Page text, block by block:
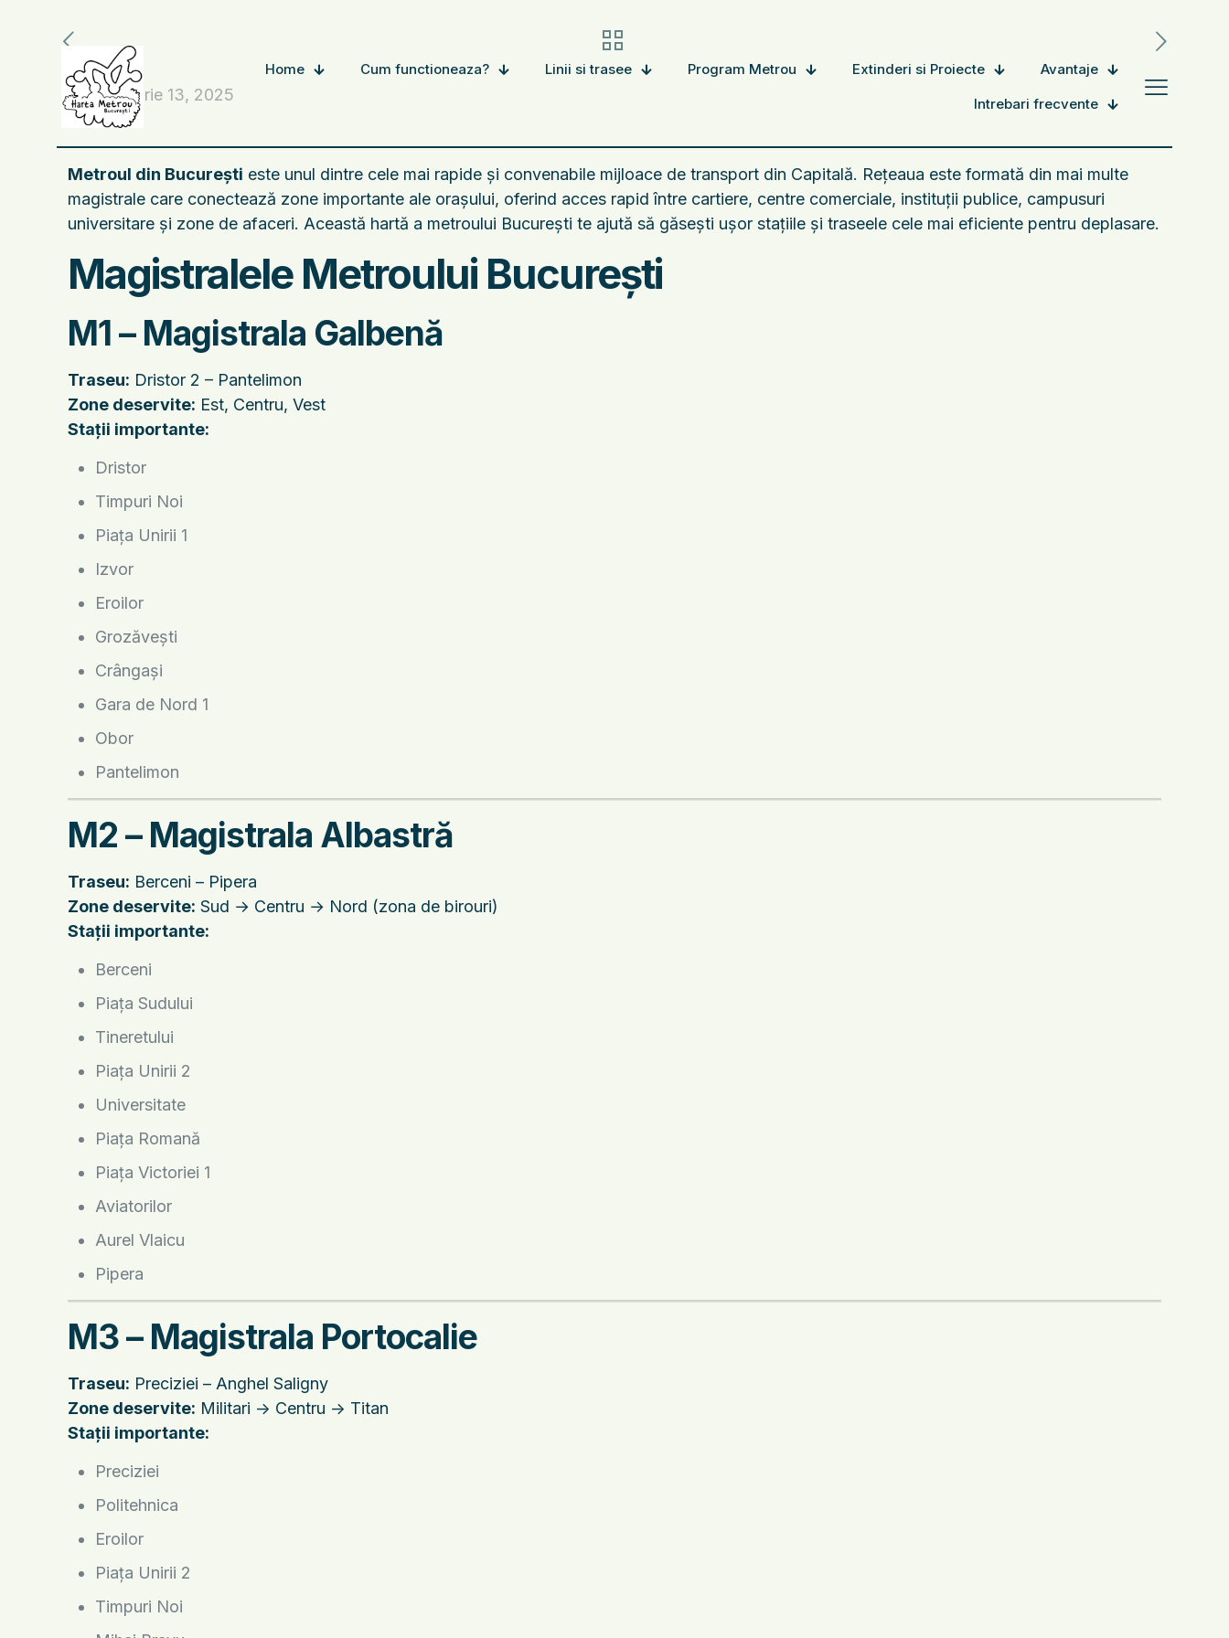
Home Cum functioneaza? Linii si trasee Program Metrou Extinderi si Proiecte
Avantaje
Intrebari frecvente
noiembrie 13, 2025
Metroul din București este unul dintre cele mai rapide și convenabile mijloace de transport din Capitală. Rețeaua este formată din mai multe
magistrale care conectează zone importante ale orașului, oferind acces rapid între cartiere, centre comerciale, instituții publice, campusuri
universitare și zone de afaceri. Această hartă a metroului București te ajută să găsești ușor stațiile și traseele cele mai eficiente pentru deplasare.
Magistralele Metroului București
M1 – Magistrala Galbenă
Traseu: Dristor 2 – Pantelimon
Zone deservite: Est, Centru, Vest
Stații importante:
Dristor
Timpuri Noi
Piața Unirii 1
Izvor
Eroilor
Grozăvești
Crângași
Gara de Nord 1
Obor
Pantelimon
M2 – Magistrala Albastră
Traseu: Berceni – Pipera
Zone deservite: Sud → Centru → Nord (zona de birouri)
Stații importante:
Berceni
Piața Sudului
Tineretului
Piața Unirii 2
Universitate
Piața Romană
Piața Victoriei 1
Aviatorilor
Aurel Vlaicu
Pipera
M3 – Magistrala Portocalie
Traseu: Preciziei – Anghel Saligny
Zone deservite: Militari -> Centru -> Titan
Stații importante:
Preciziei
Politehnica
Eroilor
Piața Unirii 2
Timpuri Noi